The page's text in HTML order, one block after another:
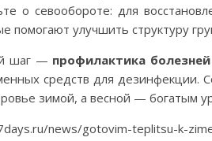
о севообороте: для
помогают улучшить структуру
шаг — профилактика
средств для дезинфекции.
зимой, а весной — богатым
news/gotovim-teplitsu-k-